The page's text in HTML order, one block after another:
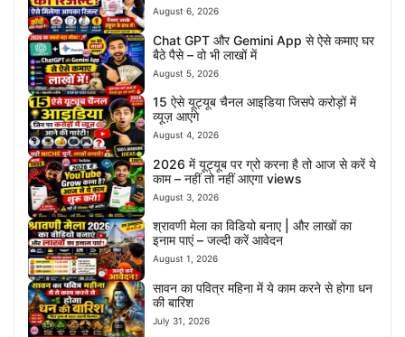
August 6, 2026
Chat GPT और Gemini App से ऐसे कमाए घर
बैठे पैसे – वो भी लाखों में
August 5, 2026
15 ऐसे यूट्यूब चैनल आइडिया जिसपे करोड़ों में
व्यूज़ आएंगे
August 4, 2026
2026 में यूट्यूब पर ग्रो करना है तो आज से करें ये
काम – नहीं तो नहीं आएगा views
August 3, 2026
श्रावणी मेला का विडियो बनाए | और लाखों का
इनाम पाएं – जल्दी करें आवेदन
August 1, 2026
सावन का पवित्र महिना में ये काम करने से होगा धन
की बारिश
July 31, 2026